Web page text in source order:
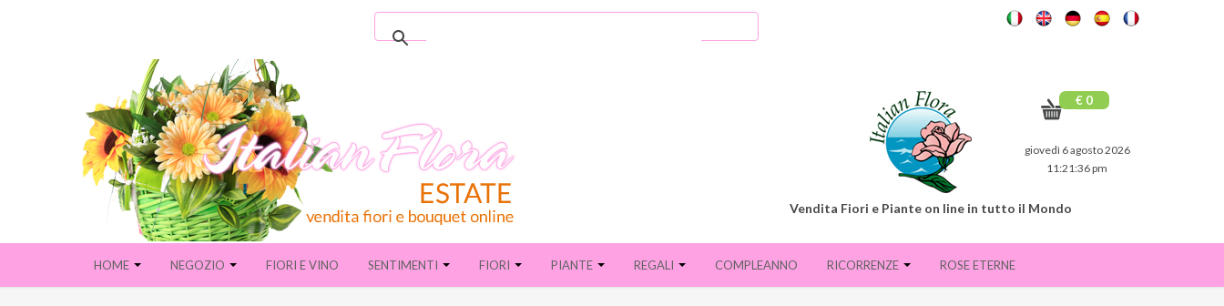
€ 0
giovedì 6 agosto 2026
11:21:38 pm
Vendita Fiori e Piante on line in tutto il Mondo
HOME NEGOZIO FIORI E VINO SENTIMENTI FIORI PIANTE REGALI COMPLEANNO RICORRENZE ROSE ETERNE